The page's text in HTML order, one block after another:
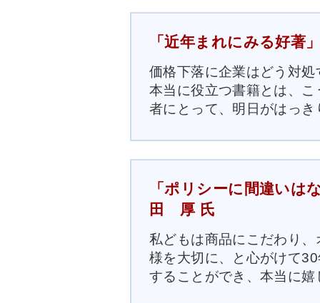
「近年まれにみる好著
価格下落に企業はどう対
本当に役立つ書籍とは、
者にとって、明日がはっき
「ポリシーに間違いは
田 厚 氏
私どもは商品にこだわり
様を大切に、と心がけて
することができ、本当に嬉